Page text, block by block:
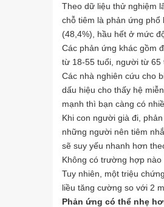
Theo dữ liệu thử nghiệm
chỗ tiêm là phản ứng phổ
(48,4%), hầu hết ở mức
Các phản ứng khác gồm
từ 18-55 tuổi, người từ 65
Các nhà nghiên cứu cho
dấu hiệu cho thấy hệ
mạnh thì bạn càng có
Khi con người già đi,
những người nên tiêm
sẽ suy yếu nhanh hơn
Không có trường hợp
Tuy nhiên, một triệu
liều tăng cường so với 2
Phản ứng có thể nhẹ